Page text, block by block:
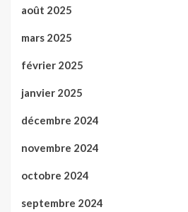
août 2025
mars 2025
février 2025
janvier 2025
décembre 2024
novembre 2024
octobre 2024
septembre 2024